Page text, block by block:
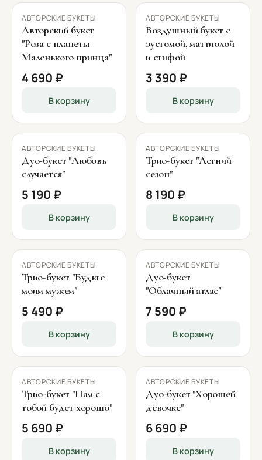
АВТОРСКИЕ БУКЕТЫ
Авторский букет
"Роза с планеты
Маленького принца"
4 690 ₽
В корзину
АВТОРСКИЕ БУКЕТЫ
Воздушный букет с
эустомой, маттиолой
и стифой
3 390 ₽
В корзину
АВТОРСКИЕ БУКЕТЫ
Дуо-букет "Любовь
случается"
5 190 ₽
В корзину
АВТОРСКИЕ БУКЕТЫ
Трио-букет "Летний
сезон"
8 190 ₽
В корзину
АВТОРСКИЕ БУКЕТЫ
Трио-букет "Будьте
моим мужем"
5 490 ₽
В корзину
АВТОРСКИЕ БУКЕТЫ
Дуо-букет
"Облачный атлас"
7 590 ₽
В корзину
АВТОРСКИЕ БУКЕТЫ
Трио-букет "Нам с
тобой будет хорошо"
5 690 ₽
В корзину
АВТОРСКИЕ БУКЕТЫ
Дуо-букет "Хорошей
девочке"
6 690 ₽
В корзину